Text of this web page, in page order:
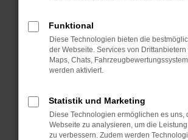
Starte dein Gerät neu.
Das kann manchmal helfen,
Probleme zu beheben.
sind.
Veraltete Software birgt nicht nur
Sicherheitsrisiko, sondern kann
Funktional
Diese Technologien bieten die
der Webseite. Services von
Maps, Chats,
werden aktiviert.
Statistik und Marketing
Diese Technologien ermöglichen es uns,
Webseite zu analysieren, um die
zu verbessern. Zudem werden